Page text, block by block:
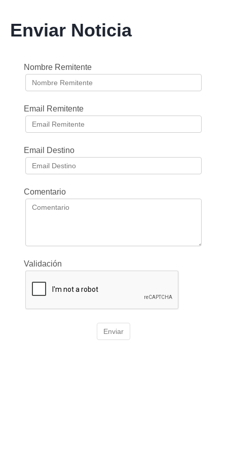
Enviar Noticia
Nombre Remitente
Email Remitente
Email Destino
Comentario
Validación